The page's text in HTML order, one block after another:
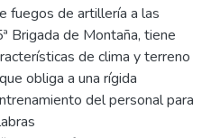
fuegos de artillería a las
Brigada de Montaña, tiene
de clima y terreno
obliga a una rígida
del personal para